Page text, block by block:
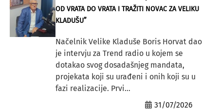
OD VRATA DO VRATA I TRAŽITI NOVAC ZA VELIKU
KLADUŠU”
Načelnik Velike Kladuše Boris Horvat dao
je intervju za Trend radio u kojem se
dotakao svog dosadašnjeg mandata,
projekata koji su urađeni i onih koji su u
fazi realizacije. Prvi...
31/07/2026